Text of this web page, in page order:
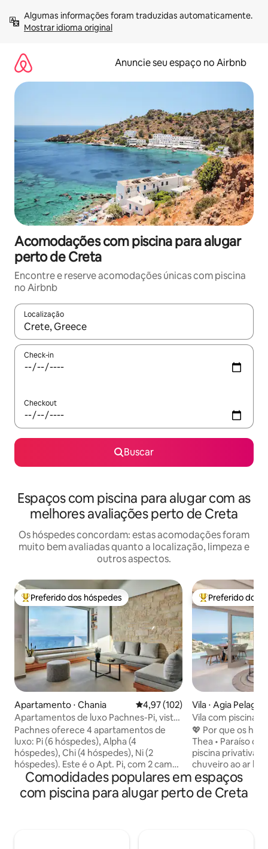
para
Mostrar idioma original
Anuncie seu espaço no Airbnb
Acomodações com piscina para alugar
perto de Creta
Encontre e reserve acomodações únicas com piscina
no Airbnb
Localização
Quando os resultados estiverem disponíveis, explore-os
Check-in
Checkout
Buscar
Espaços com piscina para alugar com as
melhores avaliações perto de Creta
Os hóspedes concordam: estas acomodações foram
muito bem avaliadas quanto a localização, limpeza e
outros aspectos.
Entre os melhores preferidos dos hóspedes
Preferido dos hóspedes
Apartamento ⋅ Chania 4,97 de uma avaliação média de
4,97 (102)
Apartamentos de luxo Pachnes-Pi, vista
para o mar, piscina aquecida
Pachnes oferece 4 apartamentos de
luxo: Pi (6 hóspedes), Alpha (4
hóspedes), Chi (4 hóspedes), Ni (2
hóspedes). Este é o Apt. Pi, com 2 camas
king-size em 2 quartos, uma cama de
casal no sótão, grandes janelas, cortinas
blackout, varandas e terraço com vista
Entre os
Preferido dos
Vila ⋅ Agia Pelagia
Vila com piscina
mar, 400 para a
💖 Por que os
Thea • Paraíso da
piscina privativa
chuveiro ao ar
ao sol. •
a apenas 600 m
com águas
Comodidades populares em espaços
com piscina para alugar perto de Creta